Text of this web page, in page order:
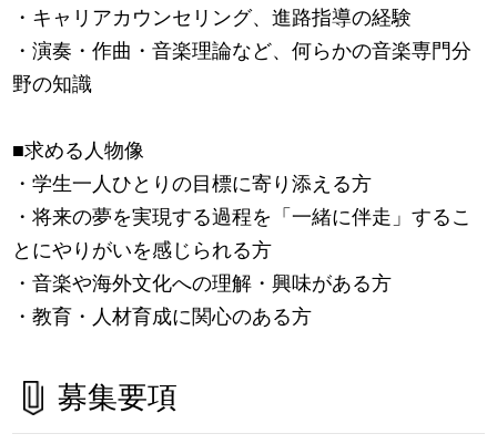
・キャリアカウンセリング、進路指導の経験
・演奏・作曲・音楽理論など、何らかの音楽専門分
野の知識
■求める人物像
・学生一人ひとりの目標に寄り添える方
・将来の夢を実現する過程を「一緒に伴走」するこ
とにやりがいを感じられる方
・音楽や海外文化への理解・興味がある方
・教育・人材育成に関心のある方
募集要項